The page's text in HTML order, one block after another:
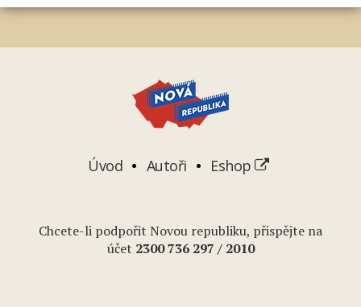
Úvod Autoři Eshop
Chcete-li podpořit Novou republiku, přispějte na
účet 2300 736 297 / 2010